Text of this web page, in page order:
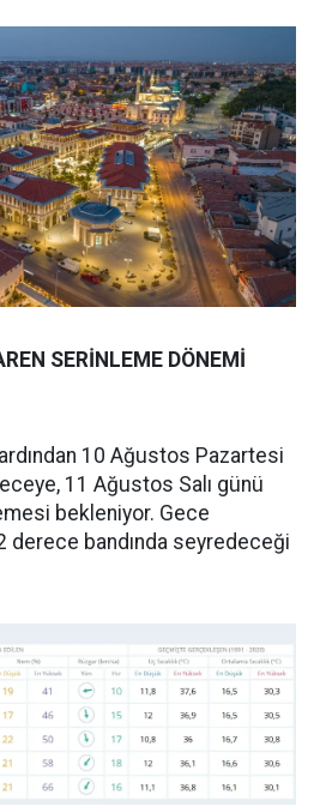
SERİNLEME DÖNEMİ
ardından 10 Ağustos Pazartesi
11 Ağustos Salı günü
bekleniyor. Gece
derece bandında seyredeceği